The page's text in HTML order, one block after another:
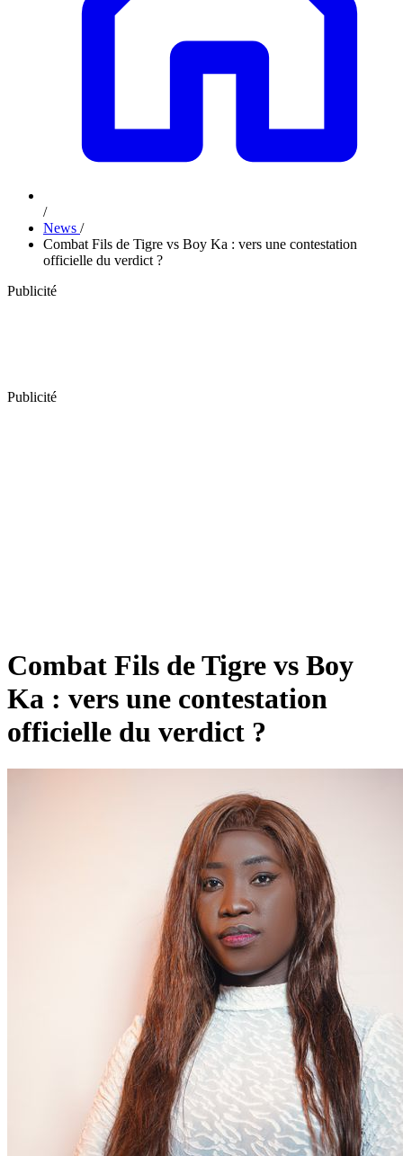
/
News /
Combat Fils de Tigre vs Boy Ka : vers une contestation
officielle du verdict ?
Publicité
Publicité
Combat Fils de Tigre vs Boy
Ka : vers une contestation
officielle du verdict ?